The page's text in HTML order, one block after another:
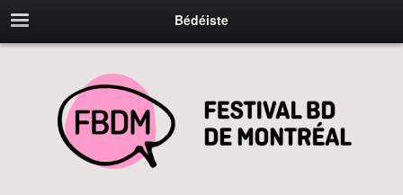
Bédéiste